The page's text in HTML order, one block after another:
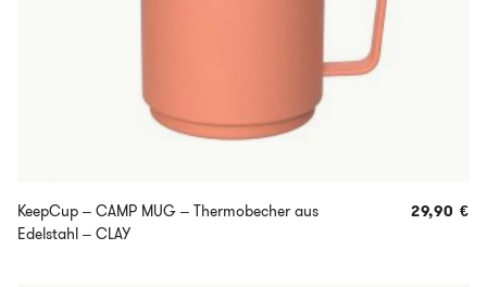
KeepCup – CAMP MUG – Thermobecher aus
Edelstahl – CLAY
29,90 €